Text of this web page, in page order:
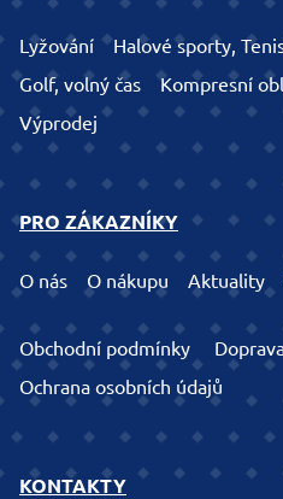
Lyžování Halové sporty,
Golf, volný čas
Kompresní
Výprodej
PRO ZÁKAZNÍKY
O nás O nákupu Aktuality
Obchodní podmínky
Ochrana osobních údajů
KONTAKTY